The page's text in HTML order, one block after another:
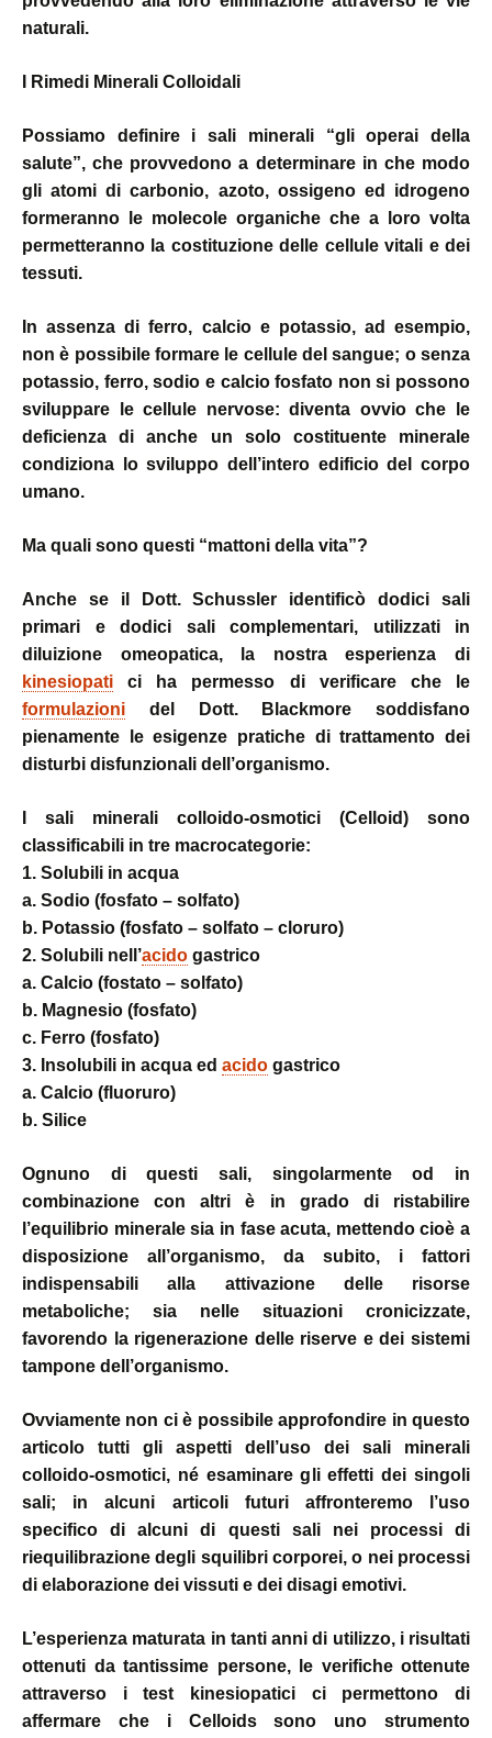
naturali.
I Rimedi Minerali Colloidali
Possiamo definire i sali minerali “gli operai della
salute”, che provvedono a determinare in che modo
gli atomi di carbonio, azoto, ossigeno ed idrogeno
formeranno le molecole organiche che a loro volta
permetteranno la costituzione delle cellule vitali e dei
tessuti.
In assenza di ferro, calcio e potassio, ad esempio,
non è possibile formare le cellule del sangue; o senza
potassio, ferro, sodio e calcio fosfato non si possono
sviluppare le cellule nervose: diventa ovvio che le
deficienza di anche un solo costituente minerale
condiziona lo sviluppo dell’intero edificio del corpo
umano.
Ma quali sono questi “mattoni della vita”?
Anche se il Dott. Schussler identificò dodici sali
primari e dodici sali complementari, utilizzati in
diluizione omeopatica, la nostra esperienza di
kinesiopati ci ha permesso di verificare che le
formulazioni del Dott. Blackmore soddisfano
pienamente le esigenze pratiche di trattamento dei
disturbi disfunzionali dell’organismo.
I sali minerali colloido-osmotici (Celloid) sono
classificabili in tre macrocategorie:
1. Solubili in acqua
a. Sodio (fosfato – solfato)
b. Potassio (fosfato – solfato – cloruro)
2. Solubili nell’acido gastrico
a. Calcio (fostato – solfato)
b. Magnesio (fosfato)
c. Ferro (fosfato)
3. Insolubili in acqua ed acido gastrico
a. Calcio (fluoruro)
b. Silice
Ognuno di questi sali, singolarmente od in
combinazione con altri è in grado di ristabilire
l’equilibrio minerale sia in fase acuta, mettendo cioè a
disposizione all’organismo, da subito, i fattori
indispensabili alla attivazione delle risorse
metaboliche; sia nelle situazioni cronicizzate,
favorendo la rigenerazione delle riserve e dei sistemi
tampone dell’organismo.
Ovviamente non ci è possibile approfondire in questo
articolo tutti gli aspetti dell’uso dei sali minerali
colloido-osmotici, né esaminare gli effetti dei singoli
sali; in alcuni articoli futuri affronteremo l’uso
specifico di alcuni di questi sali nei processi di
riequilibrazione degli squilibri corporei, o nei processi
di elaborazione dei vissuti e dei disagi emotivi.
L’esperienza maturata in tanti anni di utilizzo, i risultati
ottenuti da tantissime persone, le verifiche ottenute
attraverso i test kinesiopatici ci permettono di
affermare che i Celloids sono uno strumento